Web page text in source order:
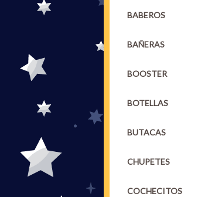
BABEROS
BAÑERAS
BOOSTER
BOTELLAS
BUTACAS
CHUPETES
COCHECITOS